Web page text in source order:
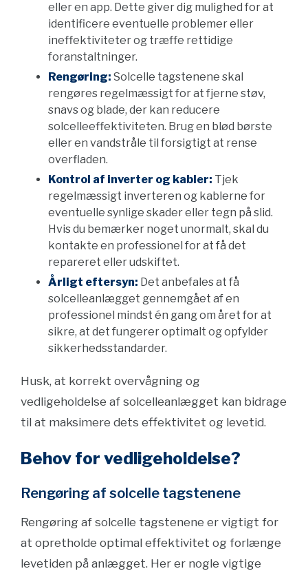
eller en app. Dette giver dig mulighed for at
identificere eventuelle problemer eller
ineffektiviteter og træffe rettidige
foranstaltninger.
Rengøring: Solcelle tagstenene skal
rengøres regelmæssigt for at fjerne støv,
snavs og blade, der kan reducere
solcelleeffektiviteten. Brug en blød børste
eller en vandstråle til forsigtigt at rense
overfladen.
Kontrol af inverter og kabler: Tjek
regelmæssigt inverteren og kablerne for
eventuelle synlige skader eller tegn på slid.
Hvis du bemærker noget unormalt, skal du
kontakte en professionel for at få det
repareret eller udskiftet.
Årligt eftersyn: Det anbefales at få
solcelleanlægget gennemgået af en
professionel mindst én gang om året for at
sikre, at det fungerer optimalt og opfylder
sikkerhedsstandarder.
Husk, at korrekt overvågning og
vedligeholdelse af solcelleanlægget kan bidrage
til at maksimere dets effektivitet og levetid.
Behov for vedligeholdelse?
Rengøring af solcelle tagstenene
Rengøring af solcelle tagstenene er vigtigt for
at opretholde optimal effektivitet og forlænge
levetiden på anlægget. Her er nogle vigtige